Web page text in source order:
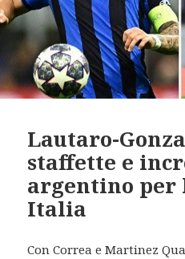
Lautaro-
staffette e
argentino per
Italia
Con Correa e Martinez